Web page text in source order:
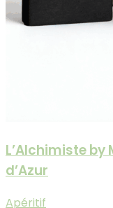
L’Alchimiste
d’Azur
Apéritif